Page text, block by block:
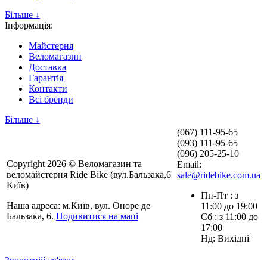
Більше ↓
Інформація:
Майстерня
Веломагазин
Доставка
Гарантія
Контакти
Всі бренди
Більше ↓
Copyright 2026 © Веломагазин та
веломайстерня Ride Bike (вул.Бальзака,6
Київ)
Наша адреса: м.Київ, вул. Оноре де
Бальзака, 6. Подивитися на мапі
(067) 111-95-65
(093) 111-95-65
(096) 205-25-10
Email:
sale@ridebike.com.ua
Пн-Пт : з
11:00 до 19:00
Сб : з 11:00 до
17:00
Нд: Вихідні